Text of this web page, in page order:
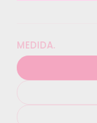
MEDIDA.